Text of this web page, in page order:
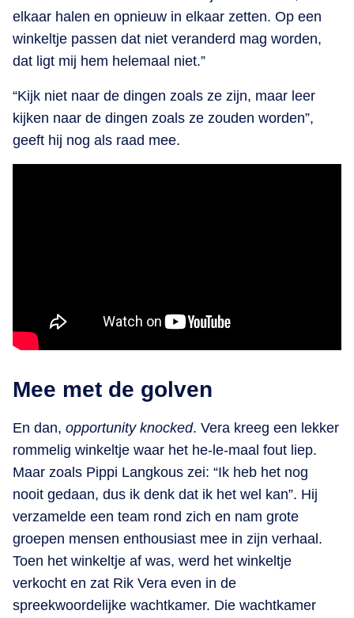
elkaar halen en opnieuw in elkaar zetten. Op een
winkeltje passen dat niet veranderd mag worden,
dat ligt mij hem helemaal niet.”
“Kijk niet naar de dingen zoals ze zijn, maar leer
kijken naar de dingen zoals ze zouden worden”,
geeft hij nog als raad mee.
Mee met de golven
En dan, opportunity knocked. Vera kreeg een lekker
rommelig winkeltje waar het he-le-maal fout liep.
Maar zoals Pippi Langkous zei: “Ik heb het nog
nooit gedaan, dus ik denk dat ik het wel kan”. Hij
verzamelde een team rond zich en nam grote
groepen mensen enthousiast mee in zijn verhaal.
Toen het winkeltje af was, werd het winkeltje
verkocht en zat Rik Vera even in de
spreekwoordelijke wachtkamer. Die wachtkamer